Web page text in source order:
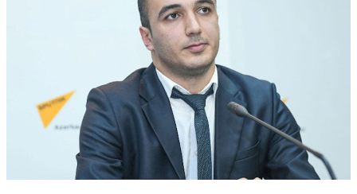
Telekommunikasiya və nəqliyyat
Cəmiyyət
Crossmedia.az - 1 yaş
Siyasət
Məhkəmə və hüquq
Ekologiya